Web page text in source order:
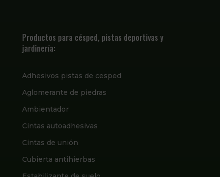
Productos para césped, pistas deportivas y
jardinería:
Adhesivos pistas de cesped
Aglomerante de piedras
Ambientador
Cintas autoadhesivas
Cintas de unión
Cubierta antihierbas